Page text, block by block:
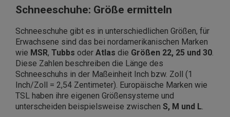
Schneeschuhe: Größe ermitteln
Schneeschuhe gibt es in unterschiedlichen Größen, für
Erwachsene sind das bei nordamerikanischen Marken
wie MSR, Tubbs oder Atlas die Größen 22, 25 und 30.
Diese Zahlen beschreiben die Länge des
Schneeschuhs in der Maßeinheit Inch bzw. Zoll (1
Inch/Zoll = 2,54 Zentimeter). Europäische Marken wie
TSL haben ihre eigenen Größensysteme und
unterscheiden beispielsweise zwischen S, M und L.